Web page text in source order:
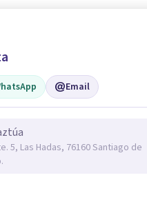
Email
5, Las Hadas, 76160 Santiago de